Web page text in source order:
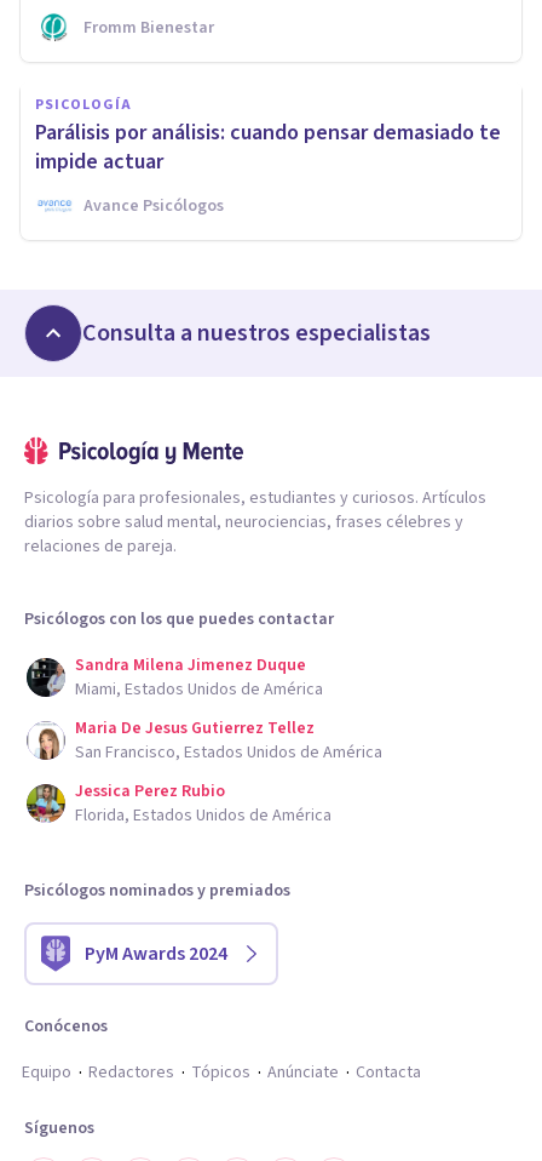
Fromm Bienestar
PSICOLOGÍA
Parálisis por análisis: cuando pensar demasiado te
impide actuar
Avance Psicólogos
Consulta a nuestros especialistas
Psicología para profesionales, estudiantes y curiosos. Artículos
diarios sobre salud mental, neurociencias, frases célebres y
relaciones de pareja.
Psicólogos con los que puedes contactar
Sandra Milena Jimenez Duque
Miami, Estados Unidos de América
Maria De Jesus Gutierrez Tellez
San Francisco, Estados Unidos de América
Jessica Perez Rubio
Florida, Estados Unidos de América
Psicólogos nominados y premiados
PyM Awards 2024
Conócenos
Equipo
Redactores Tópicos Anúnciate Contacta
Síguenos